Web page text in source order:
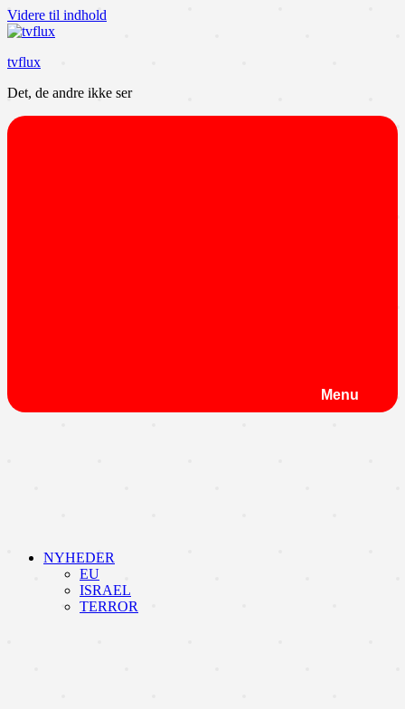
Videre til indhold
tvflux
Det, de andre ikke ser
Menu
NYHEDER
EU
ISRAEL
TERROR